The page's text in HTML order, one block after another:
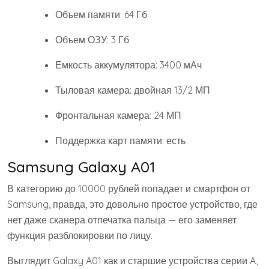
Объем памяти: 64 Гб
Объем ОЗУ: 3 Гб
Емкость аккумулятора: 3400 мАч
Тыловая камера: двойная 13/2 МП
Фронтальная камера: 24 МП
Поддержка карт памяти: есть
Samsung Galaxy A01
В категорию до 10000 рублей попадает и смартфон от
Samsung, правда, это довольно простое устройство, где
нет даже сканера отпечатка пальца — его заменяет
функция разблокировки по лицу.
Выглядит Galaxy A01 как и старшие устройства серии A,